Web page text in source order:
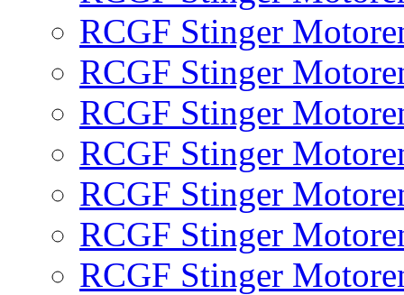
RCGF Stinger
RCGF Stinger
RCGF Stinger
RCGF Stinger
RCGF Stinger
RCGF Stinger
RCGF Stinger